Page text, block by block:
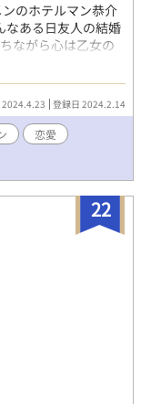
のホテルマン恭介
なある日友人の結婚
ながら心は乙女の
猛アタックを喰ら
ントでやってきた
見せ始める。 2人か
つつ仕事に一生懸
ブく笑えるお話を
恋を見守ってくだ
いました！めっち
2024.4.23 登録日 2024.2.14
恋愛
22